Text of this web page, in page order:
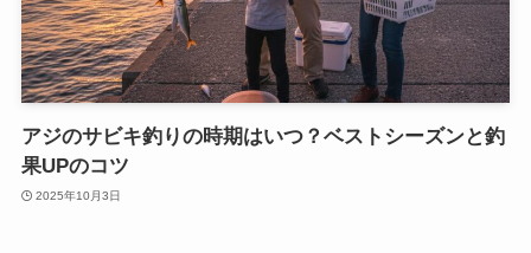
アジのサビキ釣りの時期はいつ？ベストシーズンと釣
果UPのコツ
2025年10月3日